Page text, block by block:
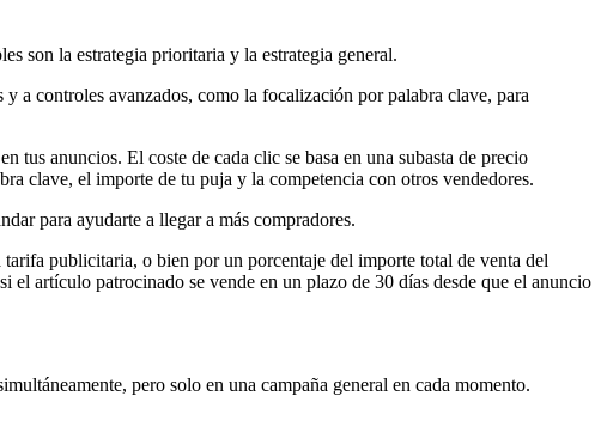
son la estrategia prioritaria y la estrategia general.
a controles avanzados, como la focalización por palabra clave, para
tus anuncios. El coste de cada clic se basa en una subasta de precio
clave, el importe de tu puja y la competencia con otros vendedores.
para ayudarte a llegar a más compradores.
publicitaria, o bien por un porcentaje del importe total de venta del
artículo patrocinado se vende en un plazo de 30 días desde que el anuncio
pero solo en una campaña general en cada momento.